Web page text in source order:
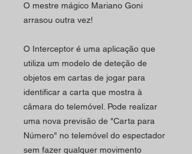
O mestre mágico Mariano Goni
arrasou outra vez!
O Interceptor é uma aplicação que
utiliza um modelo de deteção de
objetos em cartas de jogar para
identificar a carta que mostra à
câmara do telemóvel. Pode realizar
uma nova previsão de "Carta para
Número" no telemóvel do espectador
sem fazer qualquer movimento